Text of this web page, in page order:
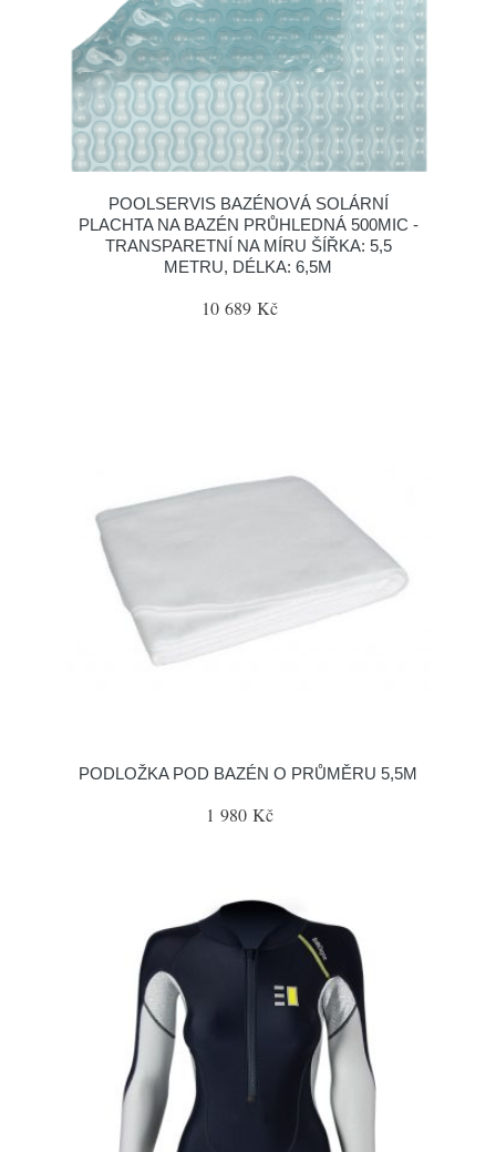
POOLSERVIS BAZÉNOVÁ SOLÁRNÍ
PLACHTA NA BAZÉN PRŮHLEDNÁ 500MIC -
TRANSPARETNÍ NA MÍRU ŠÍŘKA: 5,5
METRU, DÉLKA: 6,5M
10 689 Kč
PODLOŽKA POD BAZÉN O PRŮMĚRU 5,5M
1 980 Kč